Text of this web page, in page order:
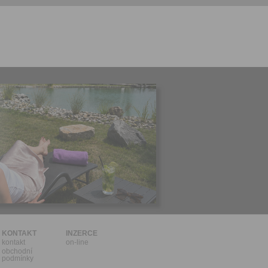
KONTAKT
kontakt
obchodní
podmínky
INZERCE
on-line
sdělení
v Praze.
let, nebo
pro tento
starší 16
s